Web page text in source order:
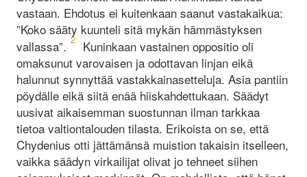
vastaan. Ehdotus ei kuitenkaan saanut vastakaikua:
”Koko sääty kuunteli sitä mykän hämmästyksen
vallassa”. 2
Kuninkaan vastainen oppositio oli
omaksunut varovaisen ja odottavan linjan eikä
halunnut synnyttää vastakkainasetteluja. Asia pantiin
pöydälle eikä siitä enää hiiskahdettukaan. Säädyt
uusivat aikaisemman suostunnan ilman tarkkaa
tietoa valtiontalouden tilasta. Erikoista on se, että
Chydenius otti jättämänsä muistion takaisin itselleen,
vaikka säädyn virkailijat olivat jo tehneet siihen